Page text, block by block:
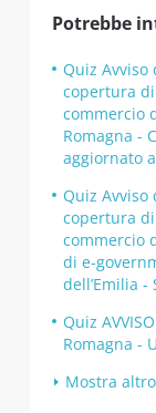
Potrebbe
Quiz
copertura
commercio
Romagna -
aggiornato
Quiz
copertura
commercio
di e-
dell’Emilia
Quiz
Romagna -
Mostra